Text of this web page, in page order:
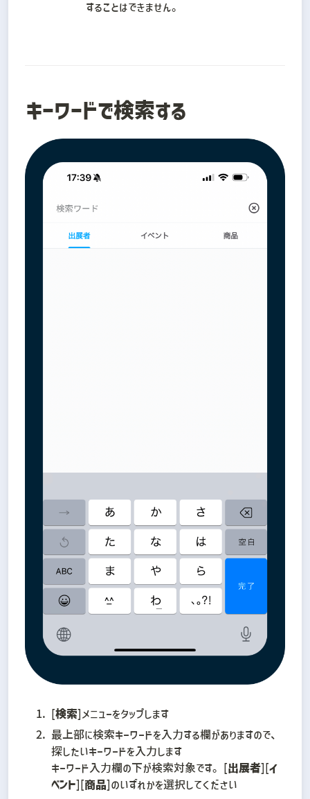
することはできません。
キーワードで検索する
[検索]メニューをタップします
最上部に検索キーワードを入力する欄がありますので、
探したいキーワードを入力します
キーワード入力欄の下が検索対象です。[出展者][イ
ベント][商品]のいずれかを選択してください